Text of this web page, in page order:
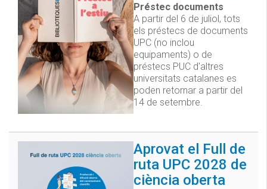
Préstec documents
A partir del 6 de juliol, tots
els préstecs de documents
UPC (no inclou
equipaments) o de
préstecs PUC d'altres
universitats catalanes es
poden retornar a partir del
14 de setembre.
Aprovat el Full de
ruta UPC 2028 de
ciència oberta